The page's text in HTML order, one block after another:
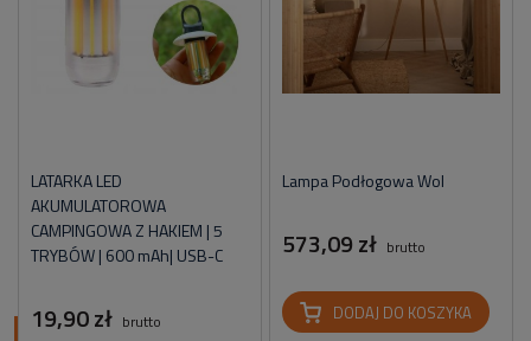
LATARKA LED
AKUMULATOROWA
CAMPINGOWA Z HAKIEM | 5
TRYBÓW | 600 mAh| USB-C
19,90 zł brutto
Lampa Podłogowa Wol
573,09 zł brutto
DODAJ DO KOSZYKA